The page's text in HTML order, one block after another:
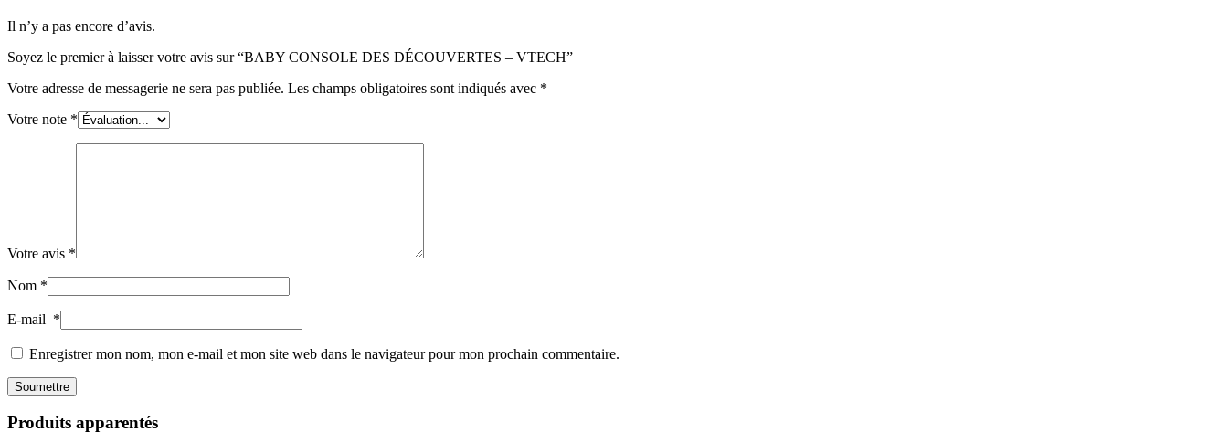
Il n’y a pas encore d’avis.
Soyez le premier à laisser votre avis sur “BABY CONSOLE DES DÉCOUVERTES – VTECH”
Votre adresse de messagerie ne sera pas publiée. Les champs obligatoires sont indiqués avec *
Votre note *
Votre avis *
Nom *
E-mail *
Enregistrer mon nom, mon e-mail et mon site web dans le navigateur pour mon prochain commentaire.
Produits apparentés